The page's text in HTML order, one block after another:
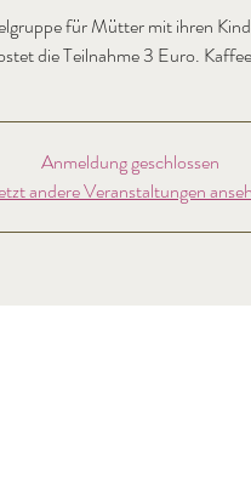
für Mütter mit ihren
die Teilnahme 3 Euro.
Anmeldung geschlossen
andere Veranstaltungen